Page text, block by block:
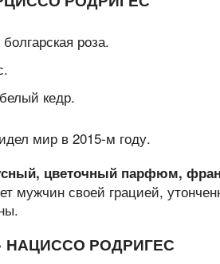
роза.
кедр.
цветочный парфюм,
мужчин своей грацией,
НАЦИССО РОДРИГЕС